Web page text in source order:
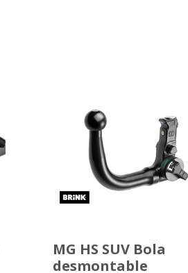
MG HS SUV Bola
desmontable